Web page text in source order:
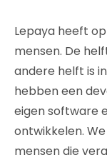
Lepaya heeft
mensen. De
andere helft is
hebben een
eigen software
ontwikkelen.
mensen die